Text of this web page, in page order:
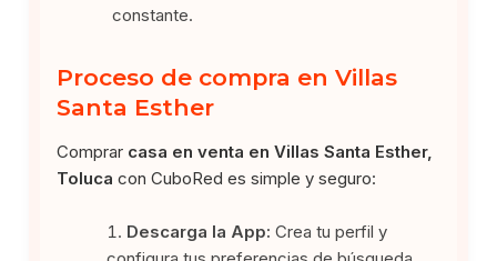
constante.
Proceso de compra en Villas
Santa Esther
Comprar casa en venta en Villas Santa Esther,
Toluca con CuboRed es simple y seguro:
Descarga la App: Crea tu perfil y